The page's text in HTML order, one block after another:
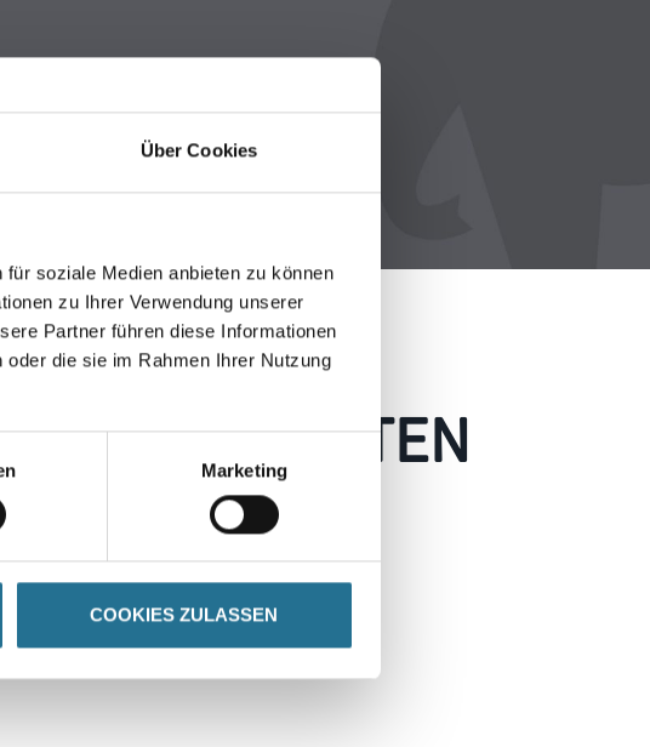
Über Cookies
soziale Medien anbieten zu können
zu Ihrer Verwendung unserer
Partner führen diese Informationen
die sie im Rahmen Ihrer Nutzung
Marketing
COOKIES ZULASSEN
AUFGETRETEN
schnell wie möglich beheben.
Sie sich inspirieren.